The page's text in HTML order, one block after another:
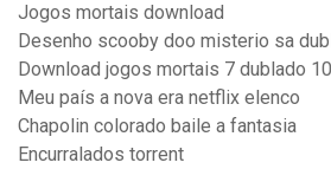
Jogos mortais download
Desenho scooby doo misterio sa
Download jogos mortais 7 dublado
Meu país a nova era netflix elenco
Chapolin colorado baile a fantasia
Encurralados torrent